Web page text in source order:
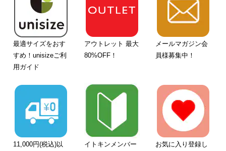
最適サイズをおす
すめ！unisizeご利
用ガイド
アウトレット 最大
80%OFF！
メールマガジン会
員様募集中！
11,000円(税込)以
イトキンメンバー
お気に入り登録し